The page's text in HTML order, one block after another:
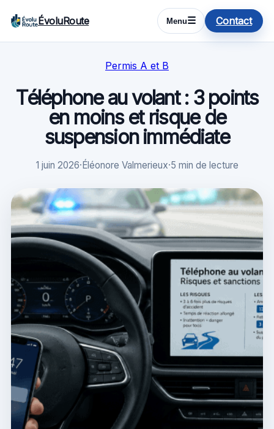
ÉvoluRoute Menu☰ Contact
Permis A et B
Téléphone au volant : 3 points
en moins et risque de
suspension immédiate
1 juin 2026·Éléonore Valmerieux·5 min de lecture